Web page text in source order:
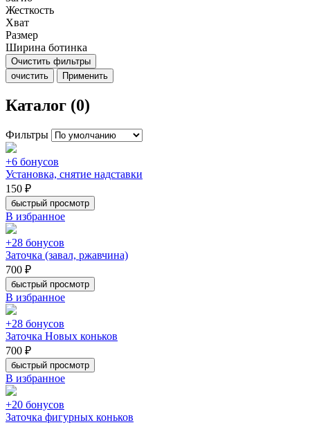
Жесткость
Хват
Размер
Ширина ботинка
Очистить фильтры
очистить
Применить
Каталог (0)
Фильтры
+6 бонусов
Установка, снятие надставки
150 ₽
быстрый просмотр
В избранное
+28 бонусов
Заточка (завал, ржавчина)
700 ₽
быстрый просмотр
В избранное
+28 бонусов
Заточка Новых коньков
700 ₽
быстрый просмотр
В избранное
+20 бонусов
Заточка фигурных коньков